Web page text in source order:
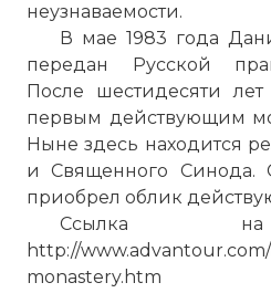
неузнаваемости.
В мае 1983 года
передан Русской
После шестидесяти лет
первым действующим
Ныне здесь находится
и Священного Синода.
приобрел облик
Ссылка на
http://
monastery.htm
☓